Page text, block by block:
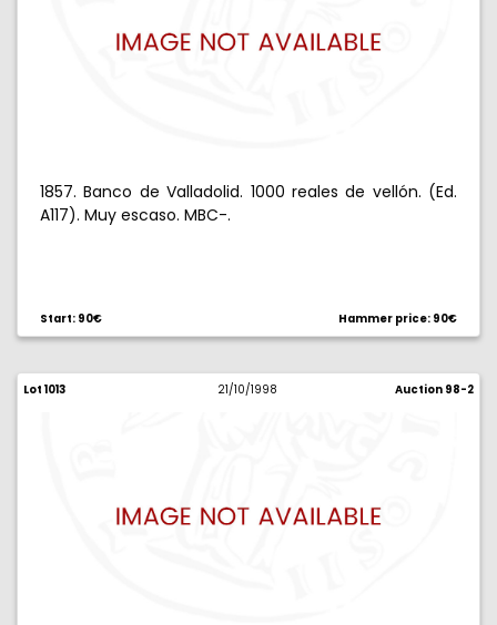
1857. Banco de Valladolid. 1000 reales de vellón. (Ed.
A117). Muy escaso. MBC-.
Start: 90€ Hammer price: 90€
Lot 1013 21/10/1998 Auction 98-2